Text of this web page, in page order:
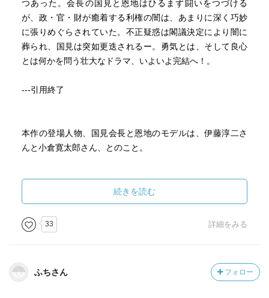
●感想⇒私は、マスコミをあまり信用していません。興味を
そそる雑誌記事、テレビのワイドショー等は、その典型で
す。10年程前に、厚生労働省の女性局長逮捕の事件があり
ました。マスコミは挙って検察の筋書に乗り、彼女を犯人
扱いしました。その後、主任検事の不正が暴露されるな
関与を大きく報じたのに、無実後は鳴りを潜めました。ミ
する為に、多角的な分析力を養い、冷静な眼で見たいもの
です。思い込みは危険です。
よりも人間愛を優先しなければならぬ航空会社であるから
には、その非情さは許されない事であり、人間性の破壊で
起しやすい素地に繋がっている」
会・・）への貢献です。社会の公器なのですから、もっと
多面的に定性的なモノサシでも測るべきです。そこで、会
つあった。会長の国見と恩地はひるまず闘いをつづける
が、政・官・財が癒着する利権の闇は、あまりに深く巧妙
に張りめぐらされていた。不正疑惑は閣議決定により闇に
葬られ、国見は突如更迭されるー。勇気とは、そして良心
とは何かを問う壮大なドラマ、いよいよ完結へ！。
---引用終了
本作の登場人物、国見会長と恩地のモデルは、伊藤淳二さ
んと小倉寛太郎さん、とのこと。
---引用開始
小倉 寛太郎（おぐら ひろたろう、1930年 - 2002年10月9
る。通称かんたろう。山崎豊子の著書『沈まぬ太陽』の主
人公・恩地元のモデルとなった人物。
続きを読む
33 詳細をみる
ふちさん フォロー